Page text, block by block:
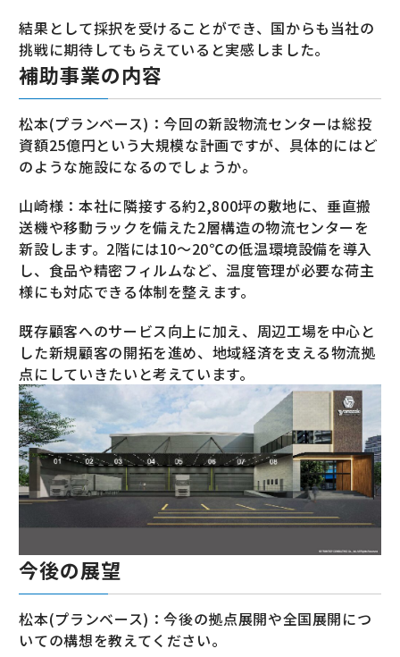
結果として採択を受けることができ、国からも当社の
挑戦に期待してもらえていると実感しました。
補助事業の内容
松本(プランベース)：今回の新設物流センターは総投
資額25億円という大規模な計画ですが、具体的にはど
のような施設になるのでしょうか。
山崎様：本社に隣接する約2,800坪の敷地に、垂直搬
送機や移動ラックを備えた2層構造の物流センターを
新設します。2階には10〜20℃の低温環境設備を導入
し、食品や精密フィルムなど、温度管理が必要な荷主
様にも対応できる体制を整えます。
既存顧客へのサービス向上に加え、周辺工場を中心と
した新規顧客の開拓を進め、地域経済を支える物流拠
点にしていきたいと考えています。
今後の展望
松本(プランベース)：今後の拠点展開や全国展開につ
いての構想を教えてください。